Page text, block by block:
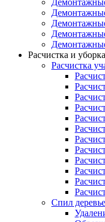
Расчистка и уборка
Расчистка
Спил